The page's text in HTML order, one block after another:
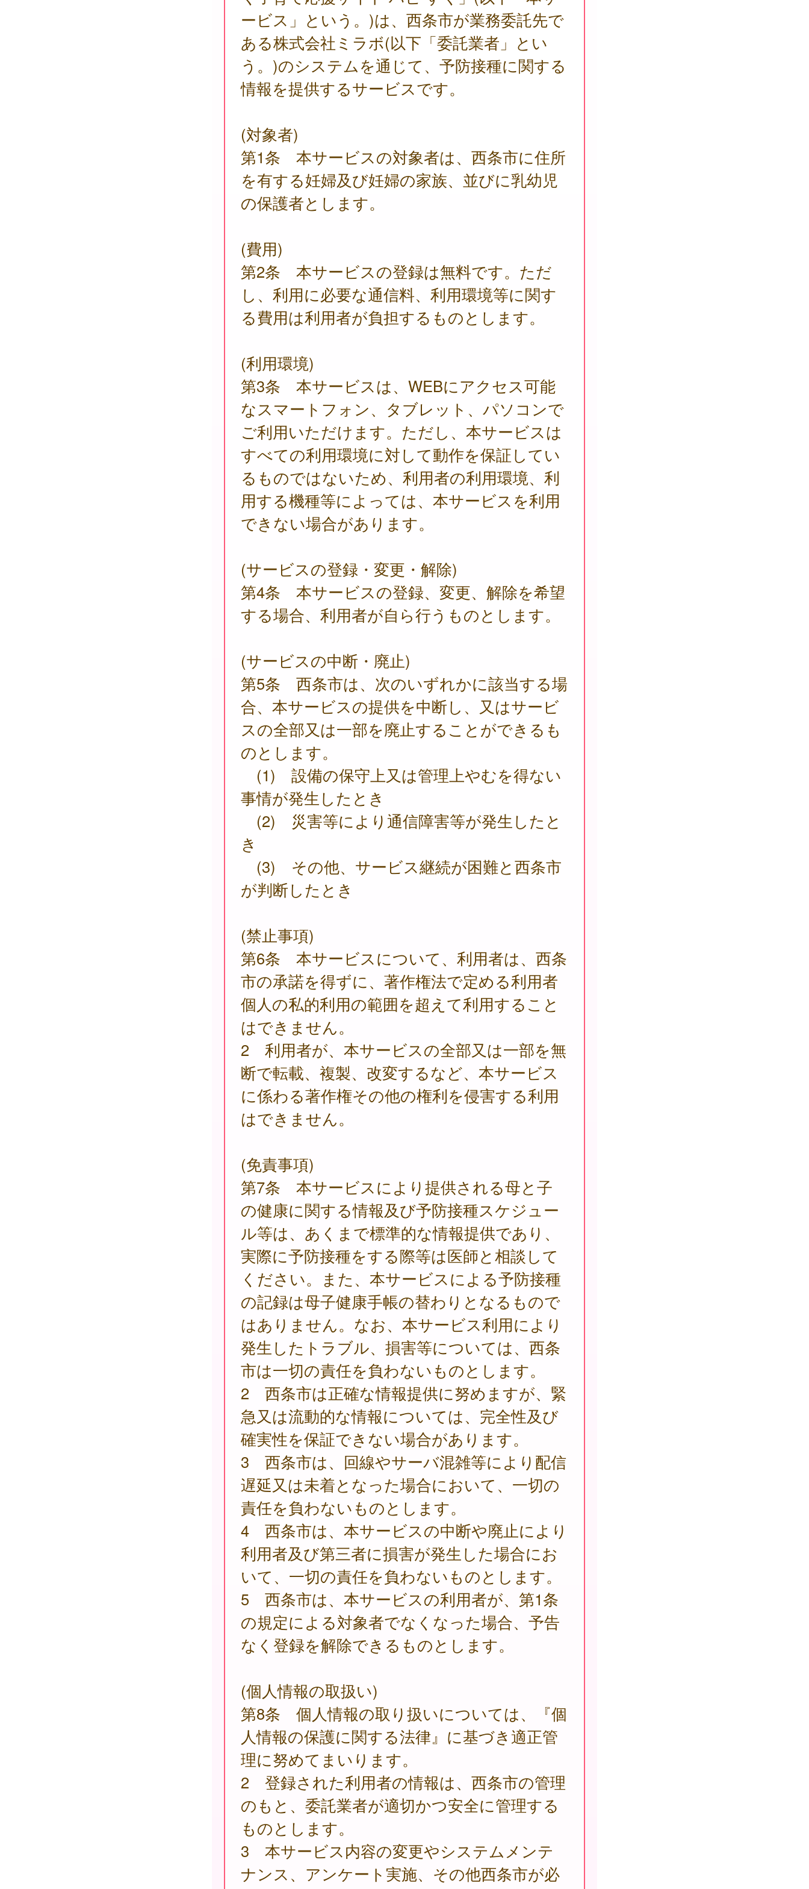
ービス」という。)は、西条市が業務委託先で
ある株式会社ミラボ(以下「委託業者」とい
う。)のシステムを通じて、予防接種に関する
情報を提供するサービスです。
(対象者)
第1条 本サービスの対象者は、西条市に住所
を有する妊婦及び妊婦の家族、並びに乳幼児
の保護者とします。
(費用)
第2条 本サービスの登録は無料です。ただ
し、利用に必要な通信料、利用環境等に関す
る費用は利用者が負担するものとします。
(利用環境)
第3条 本サービスは、WEBにアクセス可能
なスマートフォン、タブレット、パソコンで
ご利用いただけます。ただし、本サービスは
すべての利用環境に対して動作を保証してい
るものではないため、利用者の利用環境、利
用する機種等によっては、本サービスを利用
できない場合があります。
(サービスの登録・変更・解除)
第4条 本サービスの登録、変更、解除を希望
する場合、利用者が自ら行うものとします。
(サービスの中断・廃止)
第5条 西条市は、次のいずれかに該当する場
合、本サービスの提供を中断し、又はサービ
スの全部又は一部を廃止することができるも
のとします。
(1) 設備の保守上又は管理上やむを得ない
事情が発生したとき
(2) 災害等により通信障害等が発生したと
き
(3) その他、サービス継続が困難と西条市
が判断したとき
(禁止事項)
第6条 本サービスについて、利用者は、西条
市の承諾を得ずに、著作権法で定める利用者
個人の私的利用の範囲を超えて利用すること
はできません。
2 利用者が、本サービスの全部又は一部を無
断で転載、複製、改変するなど、本サービス
に係わる著作権その他の権利を侵害する利用
はできません。
(免責事項)
第7条 本サービスにより提供される母と子
の健康に関する情報及び予防接種スケジュー
ル等は、あくまで標準的な情報提供であり、
実際に予防接種をする際等は医師と相談して
ください。また、本サービスによる予防接種
の記録は母子健康手帳の替わりとなるもので
はありません。なお、本サービス利用により
発生したトラブル、損害等については、西条
市は一切の責任を負わないものとします。
2 西条市は正確な情報提供に努めますが、緊
急又は流動的な情報については、完全性及び
確実性を保証できない場合があります。
3 西条市は、回線やサーバ混雑等により配信
遅延又は未着となった場合において、一切の
責任を負わないものとします。
4 西条市は、本サービスの中断や廃止により
利用者及び第三者に損害が発生した場合にお
いて、一切の責任を負わないものとします。
5 西条市は、本サービスの利用者が、第1条
の規定による対象者でなくなった場合、予告
なく登録を解除できるものとします。
(個人情報の取扱い)
第8条 個人情報の取り扱いについては、『個
人情報の保護に関する法律』に基づき適正管
理に努めてまいります。
2 登録された利用者の情報は、西条市の管理
のもと、委託業者が適切かつ安全に管理する
ものとします。
3 本サービス内容の変更やシステムメンテ
ナンス、アンケート実施、その他西条市が必